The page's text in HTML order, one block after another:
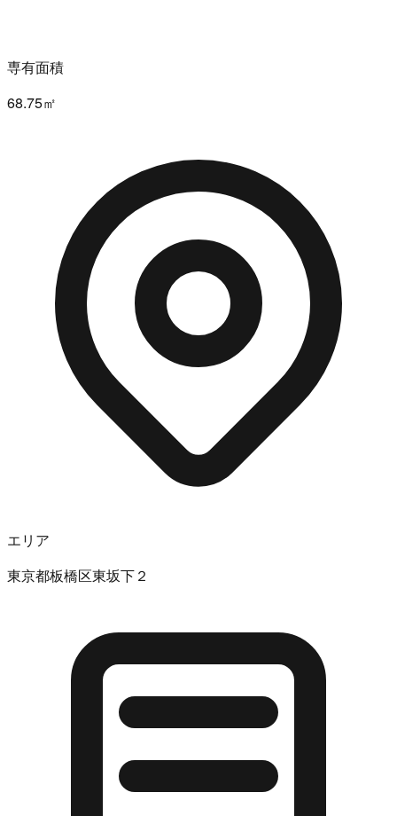
専有面積
68.75㎡
エリア
東京都板橋区東坂下２